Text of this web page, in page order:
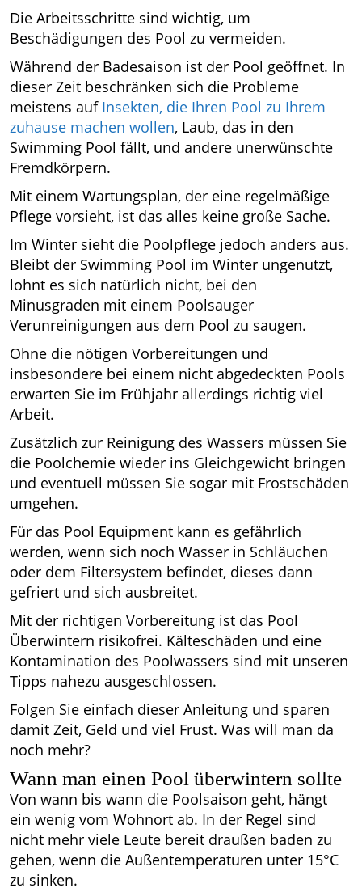
Die Arbeitsschritte sind wichtig, um
Beschädigungen des Pool zu vermeiden.
Während der Badesaison ist der Pool geöffnet. In
dieser Zeit beschränken sich die Probleme
meistens auf Insekten, die Ihren Pool zu Ihrem
zuhause machen wollen, Laub, das in den
Swimming Pool fällt, und andere unerwünschte
Fremdkörpern.
Mit einem Wartungsplan, der eine regelmäßige
Pflege vorsieht, ist das alles keine große Sache.
Im Winter sieht die Poolpflege jedoch anders aus.
Bleibt der Swimming Pool im Winter ungenutzt,
lohnt es sich natürlich nicht, bei den
Minusgraden mit einem Poolsauger
Verunreinigungen aus dem Pool zu saugen.
Ohne die nötigen Vorbereitungen und
insbesondere bei einem nicht abgedeckten Pools
erwarten Sie im Frühjahr allerdings richtig viel
Arbeit.
Zusätzlich zur Reinigung des Wassers müssen Sie
die Poolchemie wieder ins Gleichgewicht bringen
und eventuell müssen Sie sogar mit Frostschäden
umgehen.
Für das Pool Equipment kann es gefährlich
werden, wenn sich noch Wasser in Schläuchen
oder dem Filtersystem befindet, dieses dann
gefriert und sich ausbreitet.
Mit der richtigen Vorbereitung ist das Pool
Überwintern risikofrei. Kälteschäden und eine
Kontamination des Poolwassers sind mit unseren
Tipps nahezu ausgeschlossen.
Folgen Sie einfach dieser Anleitung und sparen
damit Zeit, Geld und viel Frust. Was will man da
noch mehr?
Wann man einen Pool überwintern sollte
Von wann bis wann die Poolsaison geht, hängt
ein wenig vom Wohnort ab. In der Regel sind
nicht mehr viele Leute bereit draußen baden zu
gehen, wenn die Außentemperaturen unter 15°C
zu sinken.